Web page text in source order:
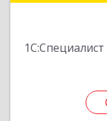
1С:Специалист